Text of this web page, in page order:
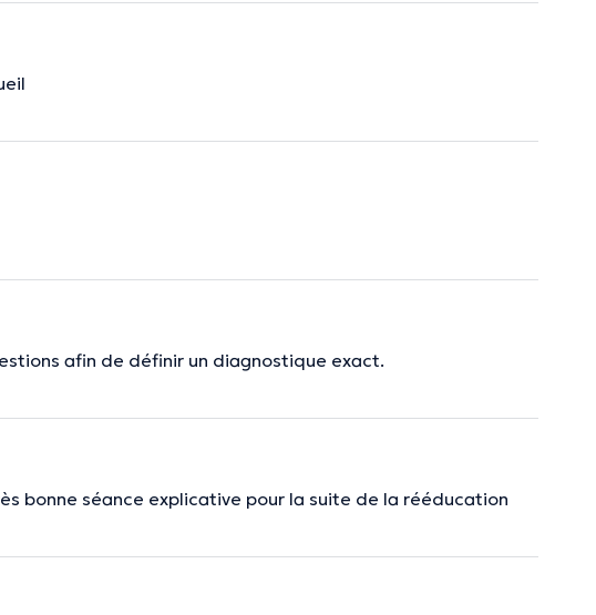
afin de définir un diagnostique exact.
bonne séance explicative pour la suite de la rééducation